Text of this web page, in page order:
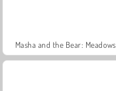
Masha and the Bear: Meadows